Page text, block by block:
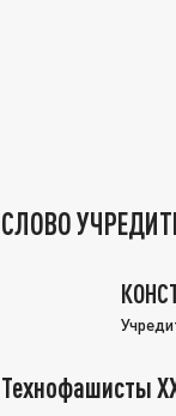
СЛОВО
Технофашисты